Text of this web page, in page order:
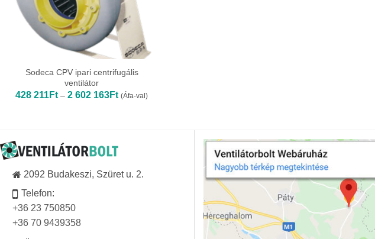
Sodeca CPV ipari centrifugális
ventilátor
428 211Ft – 2 602 163FtÁrtartomány:
428
163Ft
(Áfa-val)
2092 Budakeszi, Szüret u. 2.
Telefon:
+36 23 750850
+36 70 9439358